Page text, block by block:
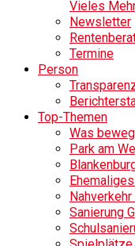
Vieles
Newsletter
Termine
Person
Top-Themen
Was
Park am
Sanierung